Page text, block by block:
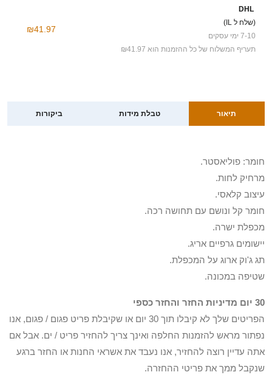
DHL
(שלח ל IL)
7-10 ימי עסקים
תעריף המשלוח של כל ההזמנות הוא ₪41.97
₪41.97
תיאור טבלת מידות ביקורות
חומר: פוליאסטר.
מרחיק לחות.
עיצוב קלאסי.
חומר קל ונושם עם תחושה רכה.
מכפלת ישרה.
יישומים גרפיים אריג.
תג ג'וק ארוג על המכפלת.
שטיפה במכונה.
30 יום מדיניות החזר והחזר כספי
הפריטים שלך לא קיבלו תוך 30 יום או שקיבלת פריט פגום / פגום, אנו
נפתור מראש להזמנות החלפה ואינך צריך להחזיר פריט / ים. אבל אם
אתה עדיין רוצה להחזיר, אנו נעבד את אשראי החנות או החזר ברגע
שנקבל ממך את פריטי ההחזרה.